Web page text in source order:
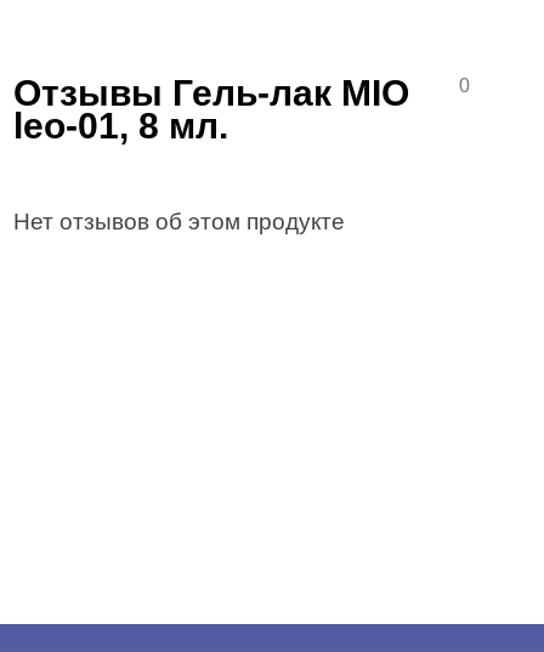
Отзывы Гель-лак MIO
leo-01, 8 мл.
0
Нет отзывов об этом продукте